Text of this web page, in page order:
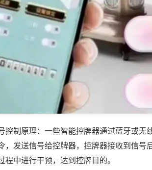
控制原理：一些智能控牌器通过蓝牙或无
，发送信号给控牌器，控牌器接收到信号
程中进行干预，达到控牌目的。